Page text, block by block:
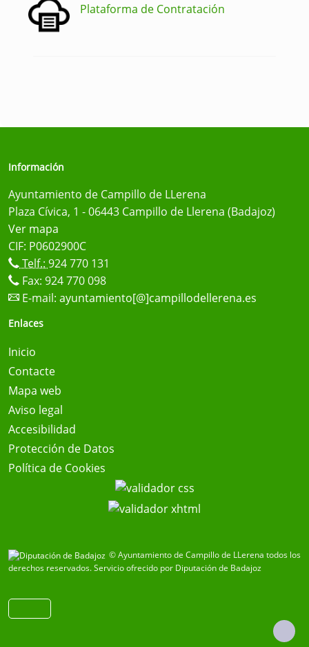
Plataforma de Contratación
Información
Ayuntamiento de Campillo de LLerena
Plaza Cívica, 1 - 06443 Campillo de Llerena (Badajoz)
Ver mapa
CIF: P0602900C
Telf.: 924 770 131
Fax: 924 770 098
E-mail: ayuntamiento[@]campillodellerena.es
Enlaces
Inicio
Contacte
Mapa web
Aviso legal
Accesibilidad
Protección de Datos
Política de Cookies
© Ayuntamiento de Campillo de LLerena todos los
derechos reservados.Servicio ofrecido por Diputación de Badajoz